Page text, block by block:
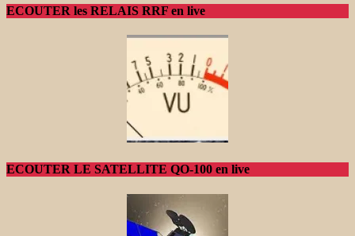
ECOUTER les RELAIS RRF en live
ECOUTER LE SATELLITE QO-100 en live